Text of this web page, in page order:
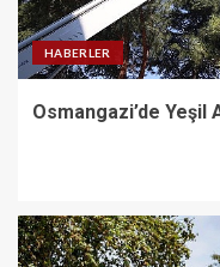
HABERLER
Osmangazi’de